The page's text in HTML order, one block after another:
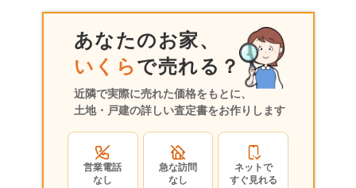
あなたのお家、
いくらで売れる？
近隣で実際に売れた価格をもとに、
土地・戸建の詳しい査定書をお作りします
営業電話
なし
急な訪問
なし
ネットで
すぐ見れる